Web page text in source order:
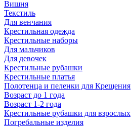
Вишня
Текстиль
Для венчания
Крестильная одежда
Крестильные наборы
Для мальчиков
Для девочек
Крестильные рубашки
Крестильные платья
Полотенца и пеленки для Крещения
Возраст до 1 года
Возраст 1-2 года
Крестильные рубашки для взрослых
Погребальные изделия